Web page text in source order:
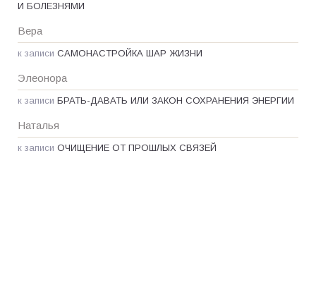
И БОЛЕЗНЯМИ
Вера
к записи САМОНАСТРОЙКА ШАР ЖИЗНИ
Элеонора
к записи БРАТЬ-ДАВАТЬ ИЛИ ЗАКОН СОХРАНЕНИЯ ЭНЕРГИИ
Наталья
к записи ОЧИЩЕНИЕ ОТ ПРОШЛЫХ СВЯЗЕЙ